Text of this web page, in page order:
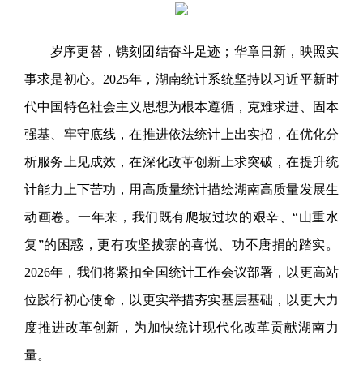
岁序更替，镌刻团结奋斗足迹；华章日新，映照实
事求是初心。2025年，湖南统计系统坚持以习近平新时
代中国特色社会主义思想为根本遵循，克难求进、固本
强基、牢守底线，在推进依法统计上出实招，在优化分
析服务上见成效，在深化改革创新上求突破，在提升统
计能力上下苦功，用高质量统计描绘湖南高质量发展生
动画卷。一年来，我们既有爬坡过坎的艰辛、“山重水
复”的困惑，更有攻坚拔寨的喜悦、功不唐捐的踏实。
2026年，我们将紧扣全国统计工作会议部署，以更高站
位践行初心使命，以更实举措夯实基层基础，以更大力
度推进改革创新，为加快统计现代化改革贡献湖南力
量。